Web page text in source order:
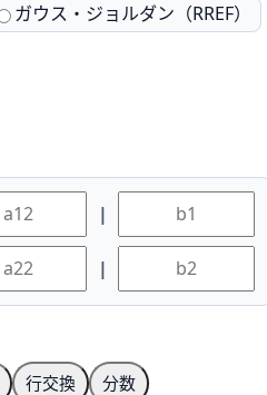
ガウス・ジョルダン（RREF）
|
|
行交換 分数